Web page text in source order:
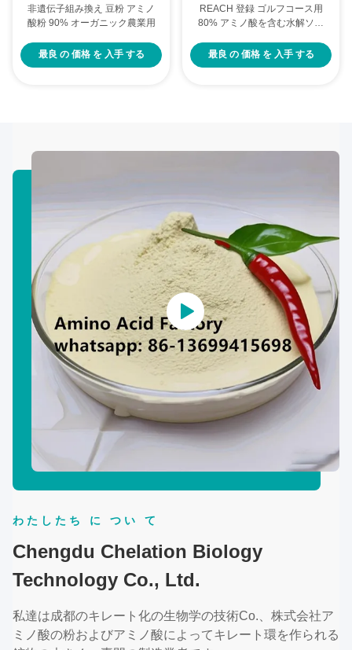
非遺伝子組み換え 豆粉 アミノ
酸粉 90% オーガニック農業用
最良 の 価格 を 入手 する
REACH 登録 ゴルフコース用
80% アミノ酸を含む水解ソー
最良 の 価格 を 入手 する
わたしたち に つい て
Chengdu Chelation Biology
Technology Co., Ltd.
私達は成都のキレート化の生物学の技術Co.、株式会社ア
ミノ酸の粉およびアミノ酸によってキレート環を作られる